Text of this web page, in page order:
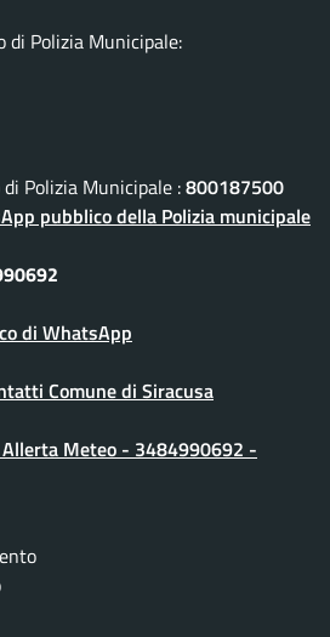
di Polizia Municipale:
Polizia Municipale :800187500
pubblico della Polizia municipale
di WhatsApp
Comune di Siracusa
Allerta Meteo - 3484990692 -